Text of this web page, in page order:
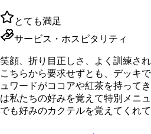
とても満足
サービス・ホスピタリティ
笑顔、折り目正しさ、よく訓練さ
こちらから要求せずとも、デッキ
ュワードがココアや紅茶を持って
は私たちの好みを覚えて特別メニ
でも好みのカクテルを覚えてくれて